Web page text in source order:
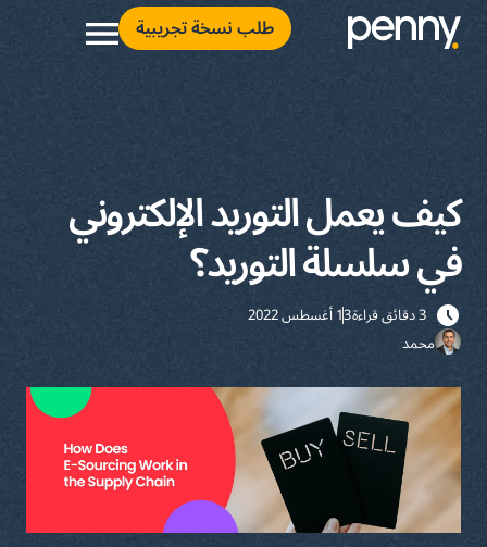
طلب نسخة تجريبية
كيف يعمل التوريد الإلكتروني
في سلسلة التوريد؟
3 دقائق قراءة
13 أغسطس 2022
محمد